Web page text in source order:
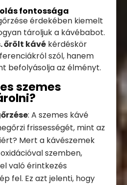
fontossága
érdekében kiemelt
tároljuk a kávébabot.
őrölt kávékérdéskör
szól, hanem
befolyásolja az élményt.
szemes
: A szemes kávé
frissességét, mint az
Mert a kávészemek
szemben,
való érintkezés
fel. Ez azt jelenti, hogy